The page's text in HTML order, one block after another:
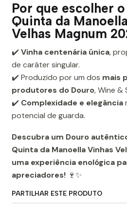
Por que escolher
Quinta da
Velhas Magnum
✔️ Vinha centenária única,
de caráter singular.
✔️ Produzido por um dos mais
produtores do Douro, Wine &
✔️ Complexidade e elegância
potencial de guarda.
Descubra um Douro
Quinta da Manoella Vinhas
uma experiência enológica
apreciadores! 🍷✨
PARTILHAR ESTE PRODUTO